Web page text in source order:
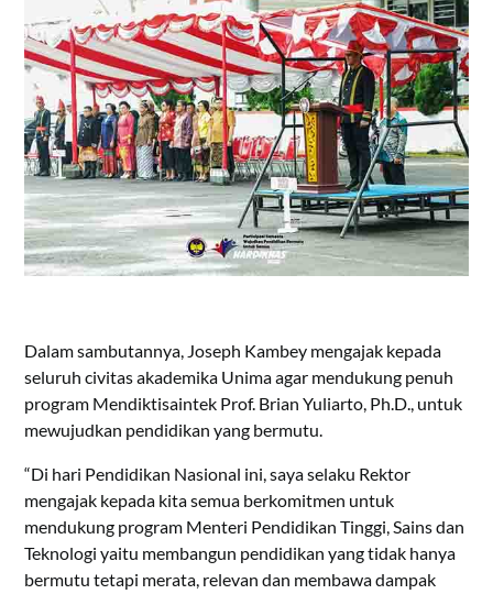
Dalam sambutannya, Joseph Kambey mengajak kepada
seluruh civitas akademika Unima agar mendukung penuh
program Mendiktisaintek Prof. Brian Yuliarto, Ph.D., untuk
mewujudkan pendidikan yang bermutu.
“Di hari Pendidikan Nasional ini, saya selaku Rektor
mengajak kepada kita semua berkomitmen untuk
mendukung program Menteri Pendidikan Tinggi, Sains dan
Teknologi yaitu membangun pendidikan yang tidak hanya
bermutu tetapi merata, relevan dan membawa dampak